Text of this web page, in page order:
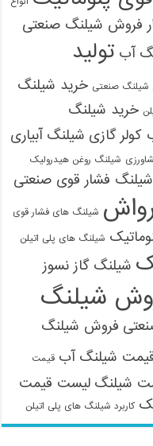
فروش شیلنگ صنعتی
آب تولید
شیلنگ صنعتی خرید شیلنگ
خرید شیلنگ
گازی شیلنگ آبیاری
شیلنگ روغن هیدرولیک
شیلنگ فشار قوی صنعتی
شیلنگ های فشار قوی
شیلنگ های پلی اتیلن
شیلنگ گاز نسوز
شیلنگ
فروش شیلنگ
شیلنگ آب قیمت
شیلنگ لیست قیمت
کاربرد شیلنگ های پلی اتیلن
09121161360